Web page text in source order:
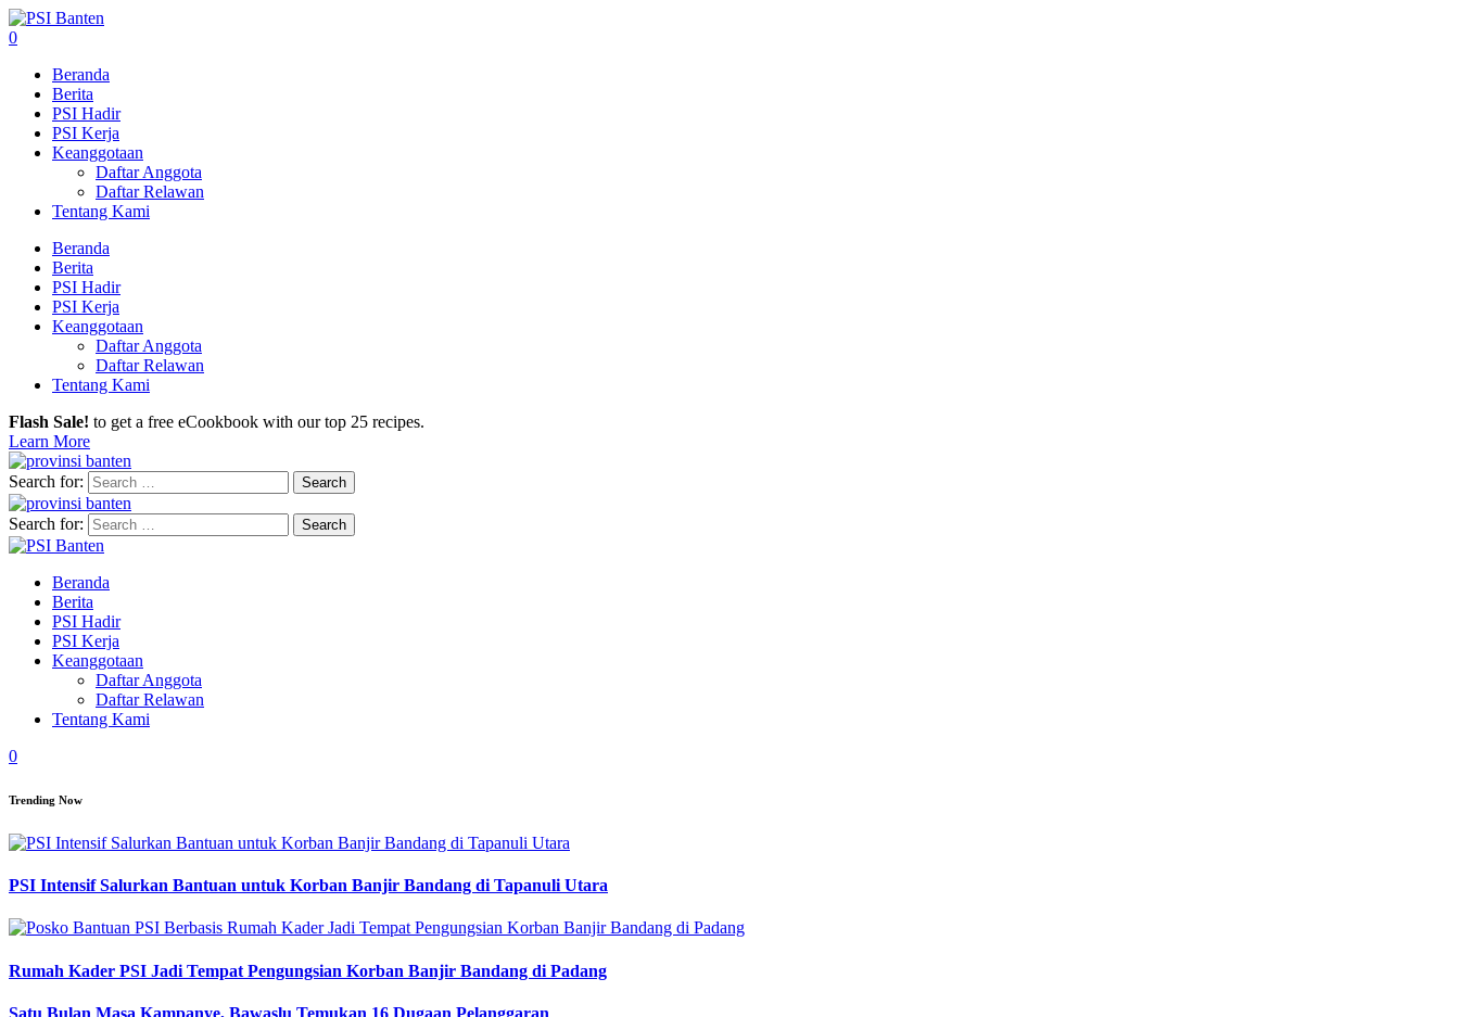
0
Beranda
Berita
PSI Hadir
PSI Kerja
Keanggotaan
Daftar Anggota
Daftar Relawan
Tentang Kami
Beranda
Berita
PSI Hadir
PSI Kerja
Keanggotaan
Daftar Anggota
Daftar Relawan
Tentang Kami
Flash Sale! to get a free eCookbook with our top 25 recipes.
Learn More
Search for:
Search for:
Beranda
Berita
PSI Hadir
PSI Kerja
Keanggotaan
Daftar Anggota
Daftar Relawan
Tentang Kami
0
Trending Now
PSI Intensif Salurkan Bantuan untuk Korban Banjir Bandang di Tapanuli Utara
Rumah Kader PSI Jadi Tempat Pengungsian Korban Banjir Bandang di Padang
Satu Bulan Masa Kampanye, Bawaslu Temukan 16 Dugaan Pelanggaran